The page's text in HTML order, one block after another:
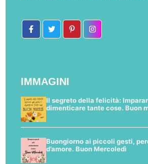
IMMAGINI
Il segreto della felicità:
dimenticare tante cose. Buon
Buongiorno ai piccoli gesti,
d’amore. Buon Mercoledì